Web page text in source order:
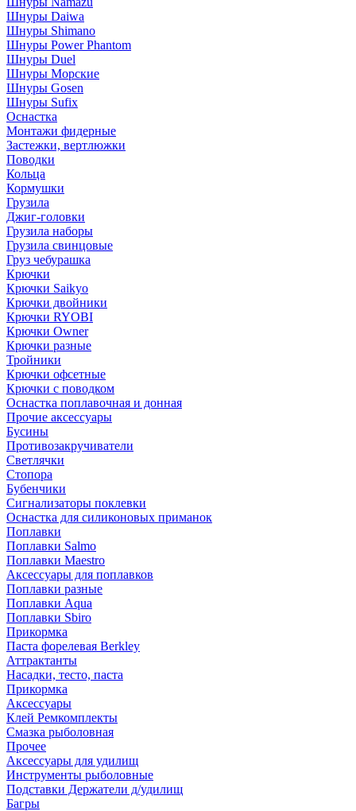
Шнуры Daiwa
Шнуры Shimano
Шнуры Power Phantom
Шнуры Duel
Шнуры Морские
Шнуры Gosen
Шнуры Sufix
Оснастка
Монтажи фидерные
Застежки, вертлюжки
Поводки
Кольца
Кормушки
Грузила
Джиг-головки
Грузила наборы
Грузила свинцовые
Груз чебурашка
Крючки
Крючки Saikyo
Крючки двойники
Крючки RYOBI
Крючки Owner
Крючки разные
Тройники
Крючки офсетные
Крючки с поводком
Оснастка поплавочная и донная
Прочие аксессуары
Бусины
Противозакручиватели
Светлячки
Стопора
Бубенчики
Сигнализаторы поклевки
Оснастка для силиконовых приманок
Поплавки
Поплавки Salmo
Поплавки Maestro
Аксессуары для поплавков
Поплавки разные
Поплавки Aqua
Поплавки Sbiro
Прикормка
Паста форелевая Berkley
Аттрактанты
Насадки, тесто, паста
Прикормка
Аксессуары
Клей Ремкомплекты
Смазка рыболовная
Прочее
Аксессуары для удилищ
Инструменты рыболовные
Подставки Держатели д/удилищ
Багры